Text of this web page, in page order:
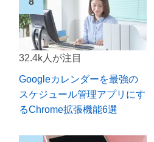
32.4k人が注目
Googleカレンダーを最強の
スケジュール管理アプリにす
るChrome拡張機能6選